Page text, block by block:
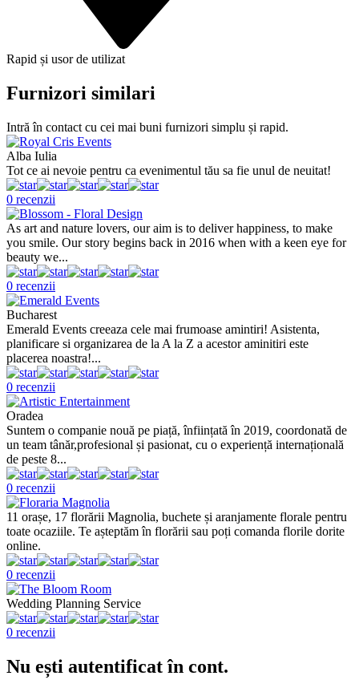
Rapid și usor de utilizat
Furnizori similari
Intră în contact cu cei mai buni furnizori simplu și rapid.
Alba Iulia
Tot ce ai nevoie pentru ca evenimentul tău sa fie unul de neuitat!
0 recenzii
As art and nature lovers, our aim is to deliver happiness, to make
you smile. Our story begins back in 2016 when with a keen eye for
beauty we...
0 recenzii
Bucharest
Emerald Events creeaza cele mai frumoase amintiri! Asistenta,
planificare si organizarea de la A la Z a acestor aminitiri este
placerea noastra!...
0 recenzii
Oradea
Suntem o companie nouă pe piață, înființată în 2019, coordonată de
un team tânăr,profesional și pasionat, cu o experiență internațională
de peste 8...
0 recenzii
11 orașe, 17 florării Magnolia, buchete și aranjamente florale pentru
toate ocaziile. Te așteptăm în florării sau poți comanda florile dorite
online.
0 recenzii
Wedding Planning Service
0 recenzii
Nu ești autentificat în cont.